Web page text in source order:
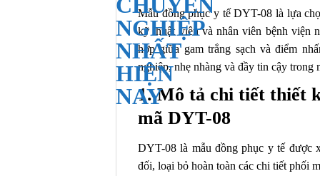
Mẫu đồng phục y tế DYT-08 là lựa
kỹ thuật viên và nhân viên bệnh viện
hợp giữa gam trắng sạch và điểm
nghiệp, nhẹ nhàng và đầy tin cậy trong
1. Mô tả chi tiết thiết
mã DYT-08
DYT-08 là mẫu đồng phục y tế được
đối, loại bỏ hoàn toàn các chi tiết phối